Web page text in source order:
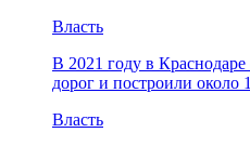
Власть
В 2021 году в
дорог и построили
Власть